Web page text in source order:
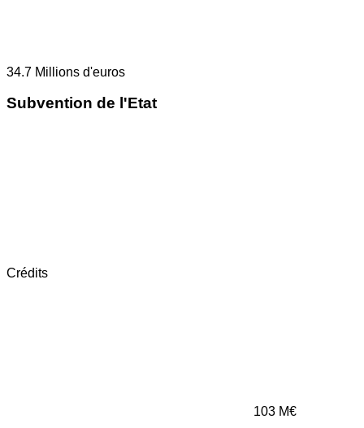
34.7 Millions d'euros
Subvention de l'Etat
Crédits
103 M€